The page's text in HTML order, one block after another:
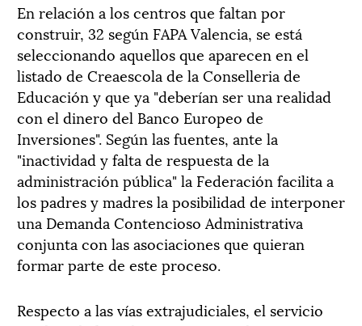
En relación a los centros que faltan por
construir, 32 según FAPA Valencia, se está
seleccionando aquellos que aparecen en el
listado de Creaescola de la Conselleria de
Educación y que ya "deberían ser una realidad
con el dinero del Banco Europeo de
Inversiones". Según las fuentes, ante la
"inactividad y falta de respuesta de la
administración pública" la Federación facilita a
los padres y madres la posibilidad de interponer
una Demanda Contencioso Administrativa
conjunta con las asociaciones que quieran
formar parte de este proceso.
Respecto a las vías extrajudiciales, el servicio